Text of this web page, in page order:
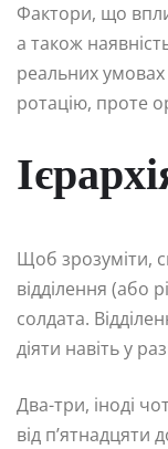
Фактори, що
а також
реальних
ротацію, проте
Щоб зрозуміти,
відділення (або
солдата.
діяти навіть у
Два-три, іноді
від п’ятнадцяти